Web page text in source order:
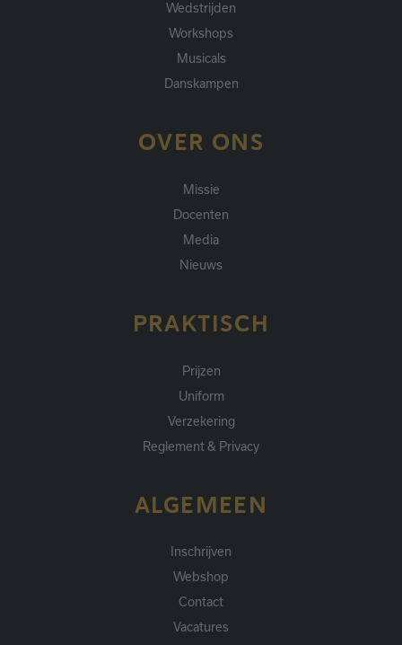
Wedstrijden
Workshops
Musicals
Danskampen
OVER ONS
Missie
Docenten
Media
Nieuws
PRAKTISCH
Prijzen
Uniform
Verzekering
Reglement & Privacy
ALGEMEEN
Inschrijven
Webshop
Contact
Vacatures